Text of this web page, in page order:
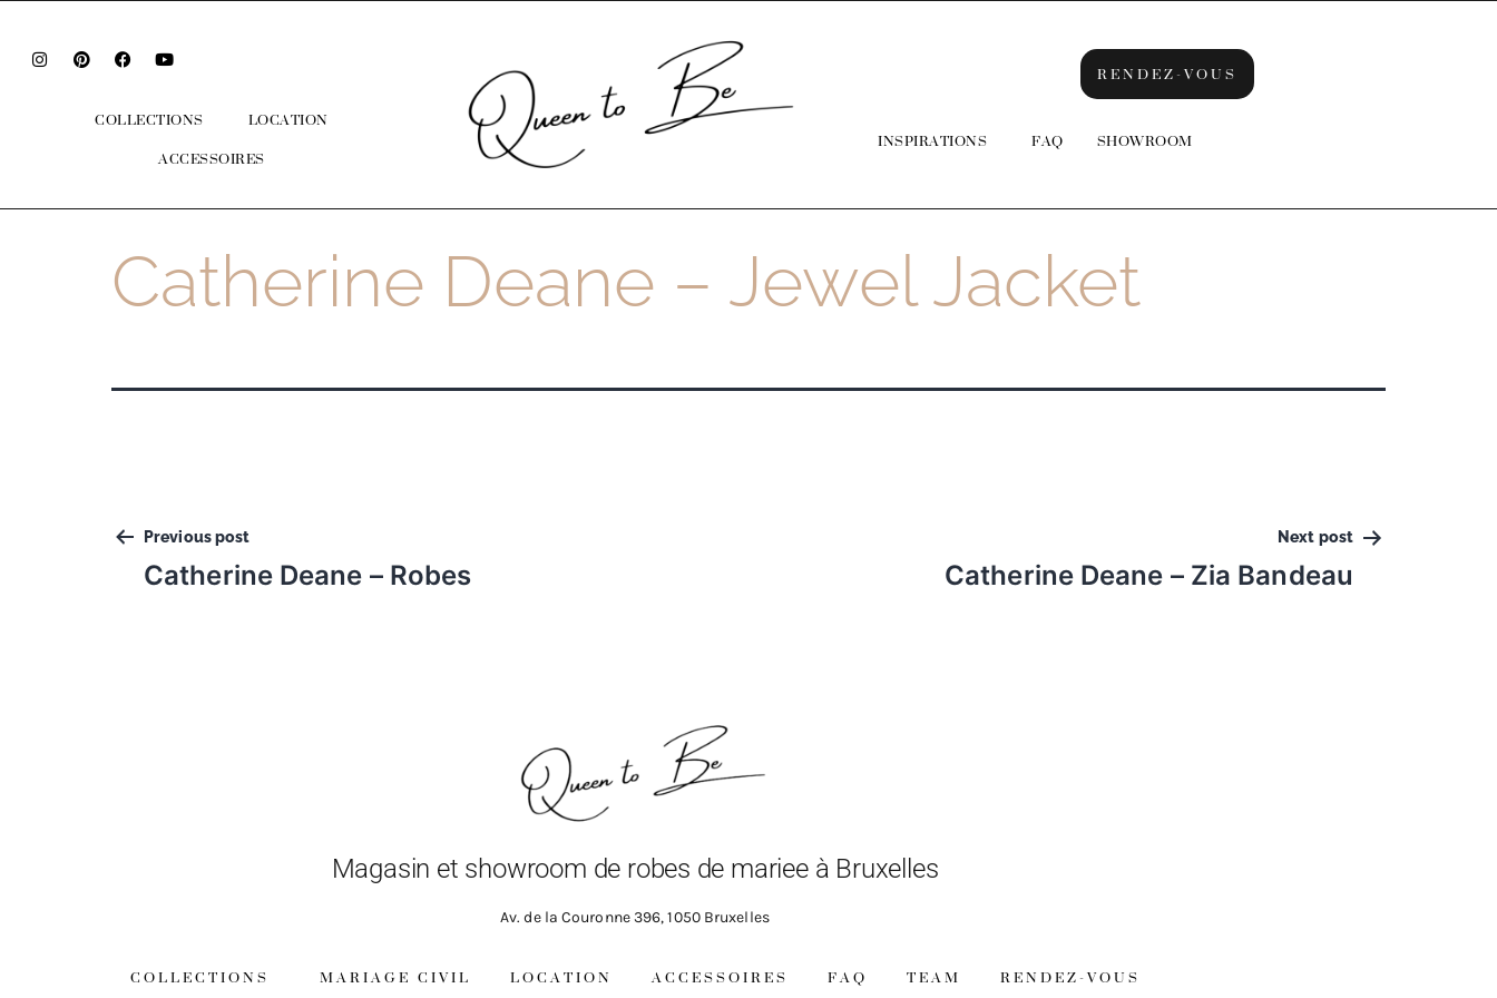
COLLECTIONS
LOCATION
ACCESSOIRES
RENDEZ-VOUS
INSPIRATIONS
FAQ SHOWROOM
Catherine Deane – Jewel Jacket
Previous post
Catherine Deane – Robes
Next post
Catherine Deane – Zia Bandeau
Magasin et showroom de robes de mariee à Bruxelles
Av. de la Couronne 396, 1050 Bruxelles
COLLECTIONS MARIAGE CIVIL LOCATION ACCESSOIRES FAQ TEAM RENDEZ-VOUS